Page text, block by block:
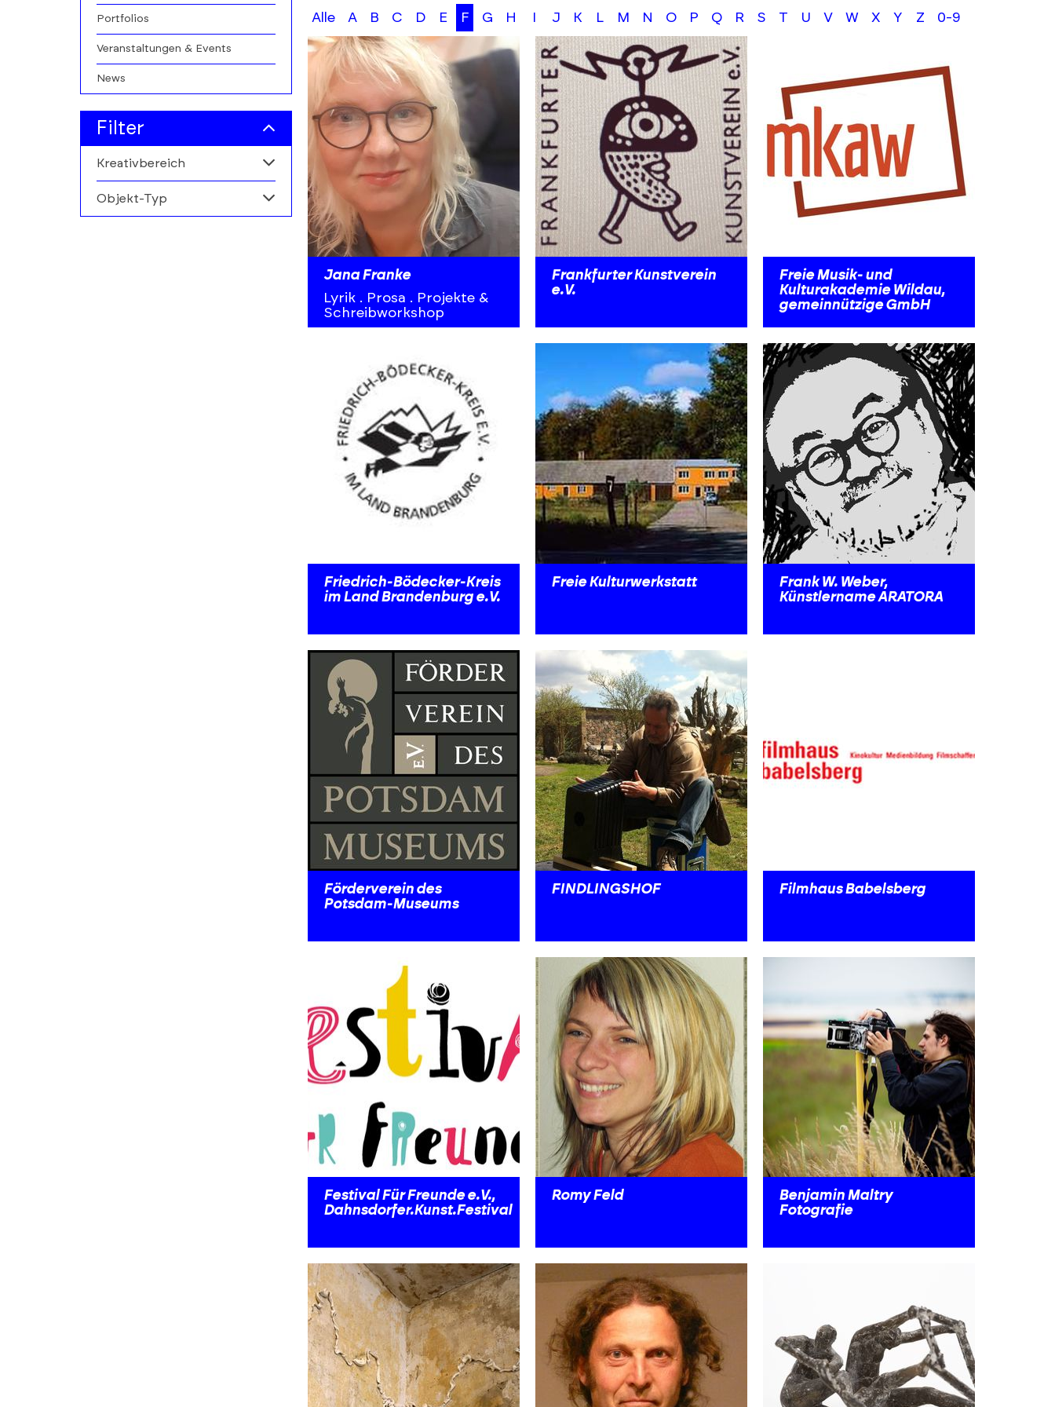
Portfolios
Veranstaltungen & Events
News
Filter
Kreativbereich
Alle
Objekt-Typ
A-
filters
Alle A B C D E F G H J K L M N O P Q R S T U V W X Y Z 0-9
Jana Franke
Lyrik . Prosa . Projekte &
Schreibworkshop
Frankfurter Kunstverein
e.V.
Freie Musik- und
Kulturakademie Wildau,
gemeinnützige GmbH
Friedrich-Bödecker-Kreis
im Land Brandenburg e.V.
Freie Kulturwerkstatt
Frank W. Weber,
Künstlername ARATORA
Förderverein des
Potsdam-Museums
FINDLINGSHOF Filmhaus Babelsberg
Festival Für Freunde e.V.,
Dahnsdorfer.Kunst.Festival
Romy Feld
Benjamin Maltry
Fotografie